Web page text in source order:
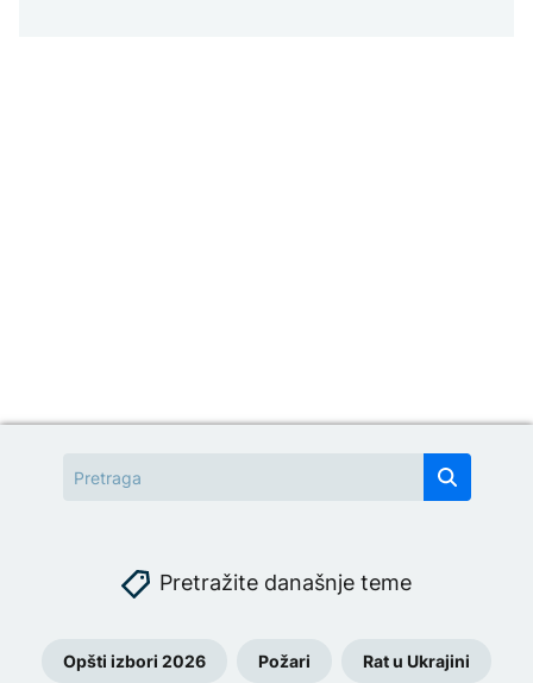
Pretražite današnje teme
Opšti izbori 2026 Požari Rat u Ukrajini